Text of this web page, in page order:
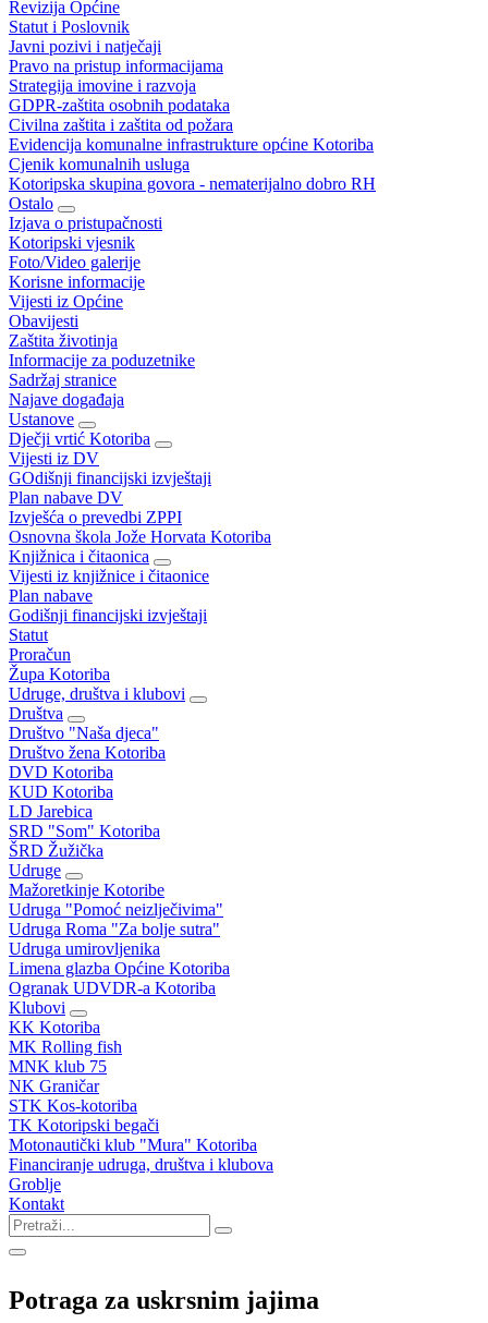
Revizija Općine
Statut i Poslovnik
Javni pozivi i natječaji
Pravo na pristup informacijama
Strategija imovine i razvoja
GDPR-zaštita osobnih podataka
Civilna zaštita i zaštita od požara
Evidencija komunalne infrastrukture općine Kotoriba
Cjenik komunalnih usluga
Kotoripska skupina govora - nematerijalno dobro RH
Ostalo
Izjava o pristupačnosti
Kotoripski vjesnik
Foto/Video galerije
Korisne informacije
Vijesti iz Općine
Obavijesti
Zaštita životinja
Informacije za poduzetnike
Sadržaj stranice
Najave događaja
Ustanove
Dječji vrtić Kotoriba
Vijesti iz DV
GOdišnji financijski izvještaji
Plan nabave DV
Izvješća o prevedbi ZPPI
Osnovna škola Jože Horvata Kotoriba
Knjižnica i čitaonica
Vijesti iz knjižnice i čitaonice
Plan nabave
Godišnji financijski izvještaji
Statut
Proračun
Župa Kotoriba
Udruge, društva i klubovi
Društva
Društvo "Naša djeca"
Društvo žena Kotoriba
DVD Kotoriba
KUD Kotoriba
LD Jarebica
SRD "Som" Kotoriba
ŠRD Žužička
Udruge
Mažoretkinje Kotoribe
Udruga "Pomoć neizlječivima"
Udruga Roma "Za bolje sutra"
Udruga umirovljenika
Limena glazba Općine Kotoriba
Ogranak UDVDR-a Kotoriba
Klubovi
KK Kotoriba
MK Rolling fish
MNK klub 75
NK Graničar
STK Kos-kotoriba
TK Kotoripski begači
Motonautički klub "Mura" Kotoriba
Financiranje udruga, društva i klubova
Groblje
Kontakt
Potraga za uskrsnim jajima